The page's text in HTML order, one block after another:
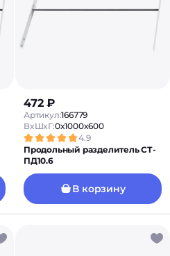
472 ₽
Артикул:166779
ВxШxГ:0x1000x600
4.9
Продольный разделитель СТ-
ПД10.6
В корзину